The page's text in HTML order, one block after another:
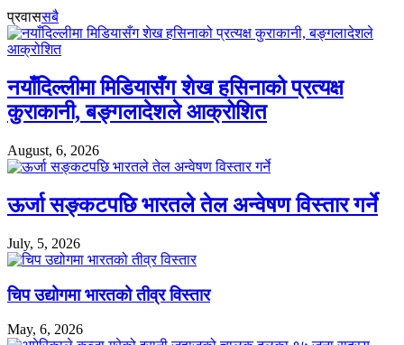
प्रवाससबै
नयाँदिल्लीमा मिडियासँग शेख हसिनाको प्रत्यक्ष
कुराकानी, बङ्गलादेशले आक्रोशित
August, 6, 2026
ऊर्जा सङ्कटपछि भारतले तेल अन्वेषण विस्तार गर्ने
July, 5, 2026
चिप उद्योगमा भारतको तीव्र विस्तार
May, 6, 2026